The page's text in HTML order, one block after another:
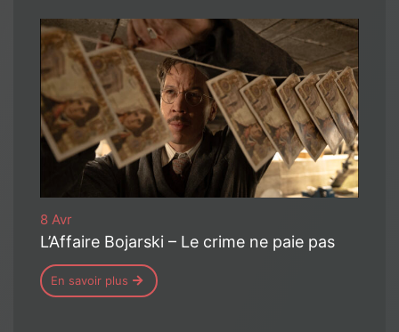
8 Avr
L’Affaire Bojarski – Le crime ne paie pas
En savoir plus